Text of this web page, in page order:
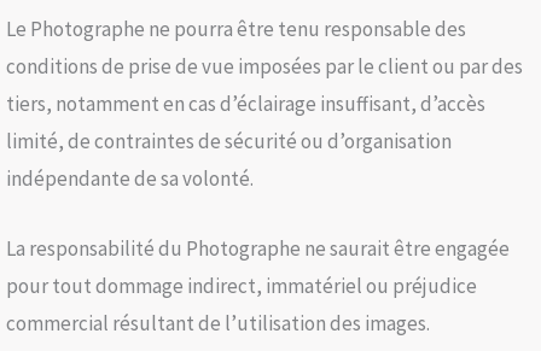
Le Photographe ne pourra être tenu responsable des
conditions de prise de vue imposées par le client ou par des
tiers, notamment en cas d’éclairage insuffisant, d’accès
limité, de contraintes de sécurité ou d’organisation
indépendante de sa volonté.
La responsabilité du Photographe ne saurait être engagée
pour tout dommage indirect, immatériel ou préjudice
commercial résultant de l’utilisation des images.